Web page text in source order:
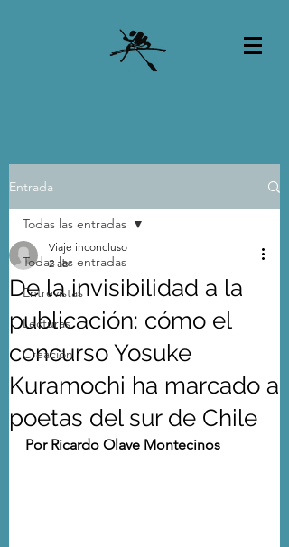
Entrada
Todas las entradas
Entrevistas
Lecturas
Creación
Todas las entradas
De la invisibilidad a la
publicación: cómo el
concurso Yosuke
Kuramochi ha marcado a
poetas del sur de Chile
Viaje inconcluso
2 abr
Por Ricardo Olave Montecinos